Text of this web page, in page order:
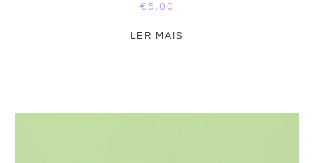
€ 5.00
LER MAIS